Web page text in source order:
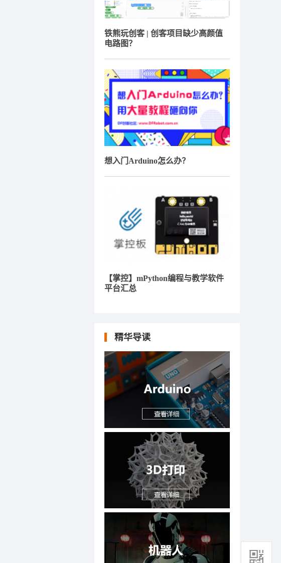
铁熊玩创客 | 创客项目缺少高颜值
电路图？
想入门Arduino怎么办？
【掌控】mPython编程与教学软件
平台汇总
精华导读